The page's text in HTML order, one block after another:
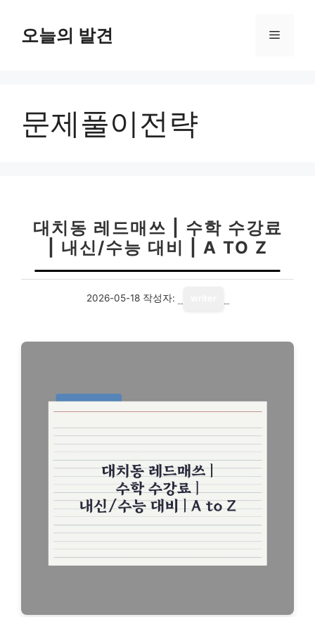
오늘의 발견 메
문제풀이전략
대치동 레드매쓰 | 수학 수강료
| 내신/수능 대비 | A TO Z
2026-05-18 작성자: